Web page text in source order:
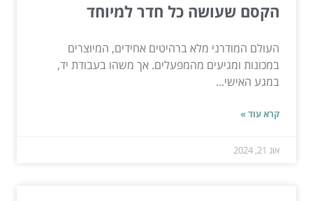
הקסם שעושה כל חדר למיוחד
העולם המודרני מלא ברהיטים אחידים, המיוצרים
במכונות ומגיעים מהמפעלים. אך משהו בעבודת יד,
במגע האישי...
קרא עוד »
אוג 21, 2024